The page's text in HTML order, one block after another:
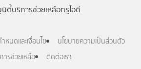
นิตี้บริการช่วยเหลือทรูไอดี
หนดและเงื่อนไข
นโยบายความเป็นส่วนตัว
ารช่วยเหลือ
ติดต่อเรา